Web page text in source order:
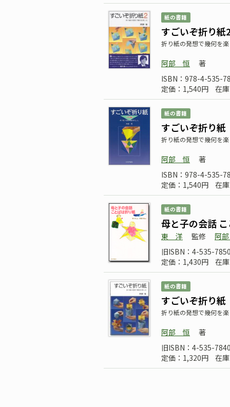
紙の書籍
すごいぞ折り紙
折り紙の発想で幾何を
阿部 恒
著
ISBN：978-4-535-
定価：1,540円
在
紙の書籍
すごいぞ折り
折り紙の発想で幾何を
阿部 恒
著
ISBN：978-4-535-
定価：1,540円
在
紙の書籍
母と子の会話
東 洋 監修 阿
旧ISBN：4-535-
定価：1,430円
在
紙の書籍
すごいぞ折り紙
折り紙の発想で幾何を
阿部 恒
著
旧ISBN：4-535-
定価：1,320円
在